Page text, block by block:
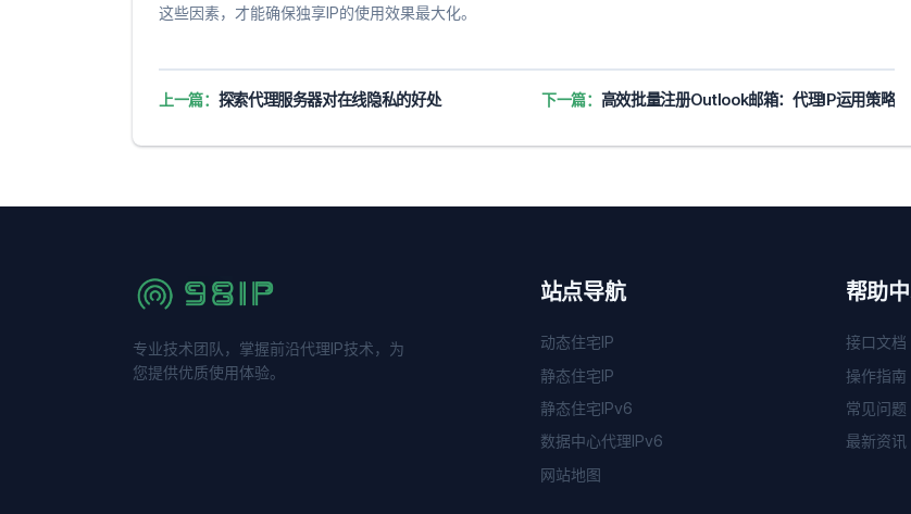
这些因素，才能确保独享IP的使用效果最大化。
上一篇： 探索代理服务器对在线隐私的好处 下一篇： 高效批量注册Outlook邮箱：代理IP运用策略
专业技术团队，掌握前沿代理IP技术，为
您提供优质使用体验。
站点导航
动态住宅IP
静态住宅IP
静态住宅IPv6
数据中心代理IPv6
网站地图
帮助
接口文档
操作指南
常见问题
最新资讯